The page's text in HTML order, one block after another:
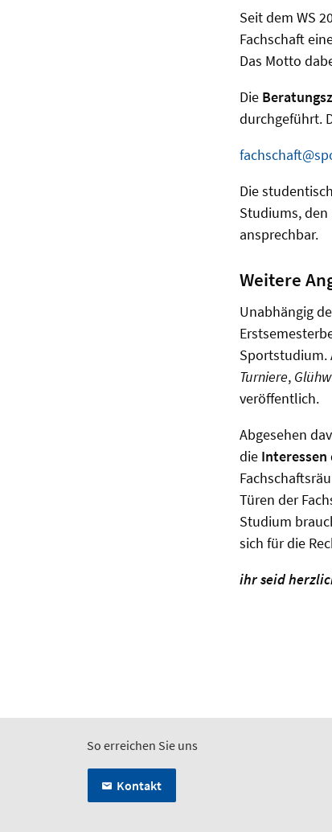
Seit dem WS
Fachschaft
Das Motto
Die
durchgeführt.
Die
Studiums,
ansprechbar.
Weitere
Unabhängig
Sportstudium.
Turniere,
veröffentlich.
Abgesehen
die
Türen der
Studium
sich für die
ihr seid
So erreichen Sie uns
Kontakt